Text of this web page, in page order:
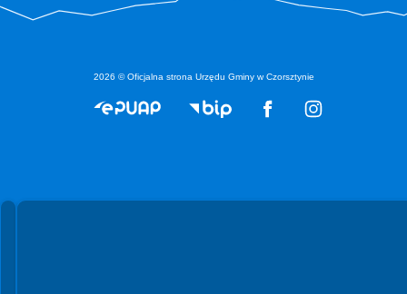
2026 © Oficjalna strona Urzędu Gminy w Czorsztynie
Spełniamy standardy WCAG 2.2
Spełniamy standardy W3C